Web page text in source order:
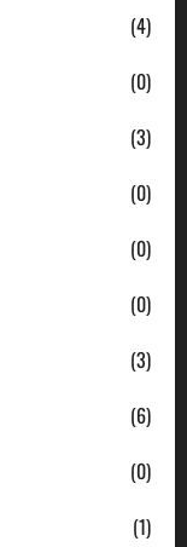
(4)
(0)
(3)
(0)
(0)
(0)
(3)
(6)
(0)
(1)